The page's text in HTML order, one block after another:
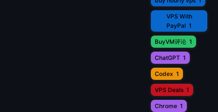
VPS With
PayPal 1
BuyVM评论 1
ChatGPT 1
Codex 1
VPS Deals 1
Chrome 1